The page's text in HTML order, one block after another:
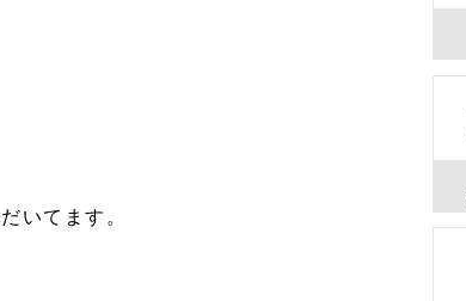
いてます。